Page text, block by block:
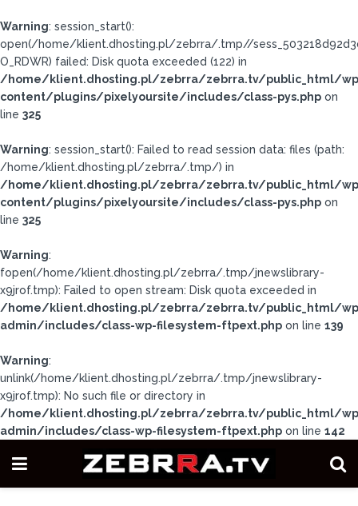
Warning: session_start():
open(/home/klient.dhosting.pl/zebrra/.tmp//
O_RDWR) failed: Disk quota exceeded (122) in
/home/klient.dhosting.pl/zebrra/zebrra.tv/public_html/
content/plugins/pixelyoursite/includes/class-pys.php on
line 325
Warning: session_start(): Failed to read session data: files (path:
/home/klient.dhosting.pl/zebrra/.tmp/) in
/home/klient.dhosting.pl/zebrra/zebrra.tv/public_html/
content/plugins/pixelyoursite/includes/class-pys.php on
line 325
Warning:
fopen(/home/klient.dhosting.pl/zebrra/.tmp/jnewslibrary-
x9jrof.tmp): Failed to open stream: Disk quota exceeded in
/home/klient.dhosting.pl/zebrra/zebrra.tv/public_html/
admin/includes/class-wp-filesystem-ftpext.php on line 139
Warning:
unlink(/home/klient.dhosting.pl/zebrra/.tmp/jnewslibrary-
x9jrof.tmp): No such file or directory in
/home/klient.dhosting.pl/zebrra/zebrra.tv/public_html/
admin/includes/class-wp-filesystem-ftpext.php on line 142